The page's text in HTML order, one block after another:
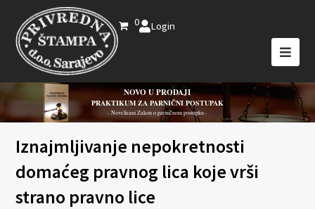
0 Login
NOVO U PRODAJI
PRAKTIKUM ZA PARNIČNI POSTUPAK
- Novelirani Zakon o parničnom postupku -
Iznajmljivanje nepokretnosti
domaćeg pravnog lica koje vrši
strano pravno lice